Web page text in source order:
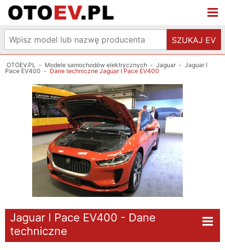
SZUKAJ EV
OTOEV.PL - Modele samochodów elektrycznych - Jaguar - Jaguar I
Pace EV400 - Dane techniczne Jaguar I Pace EV400
Jaguar I Pace EV400 - Dane
techniczne